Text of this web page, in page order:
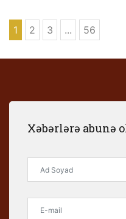
1 2 3 ... 56
Xəbərlərə abunə